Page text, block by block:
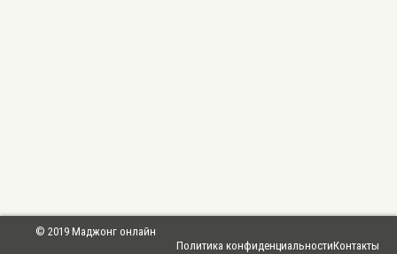
© 2019 Маджонг онлайн
Политика конфиденциальностиКонтакты